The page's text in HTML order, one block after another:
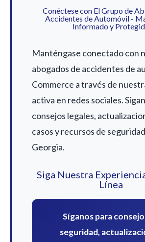
Conéctese con El Grupo de
Accidentes de Automóvil -
Informado y
Manténgase conectado con
abogados de accidentes de
Commerce a través de
activa en redes sociales.
consejos legales,
casos y recursos de
Georgia.
Siga Nuestra
Línea
Síganos para
seguridad,